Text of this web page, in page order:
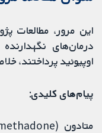
این مرور، مطالعات
درمان‌های
اوپیوئید پرداختند،
پیام‌های کلیدی: